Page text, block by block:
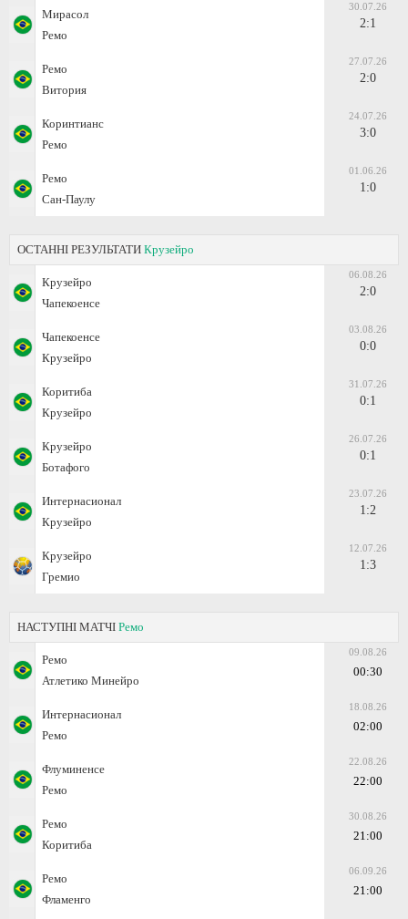
Мирасол
Ремо
30.07.26
2:1
Ремо
Витория
27.07.26
2:0
Коринтианс
Ремо
24.07.26
3:0
Ремо
Сан-Паулу
01.06.26
1:0
ОСТАННІ РЕЗУЛЬТАТИ Крузейро
Крузейро
Чапекоенсе
06.08.26
2:0
Чапекоенсе
Крузейро
03.08.26
0:0
Коритиба
Крузейро
31.07.26
0:1
Крузейро
Ботафого
26.07.26
0:1
Интернасионал
Крузейро
23.07.26
1:2
Крузейро
Гремио
12.07.26
1:3
НАСТУПНІ МАТЧІ Ремо
Ремо
Атлетико Минейро
09.08.26
00:30
Интернасионал
Ремо
18.08.26
02:00
Флуминенсе
Ремо
22.08.26
22:00
Ремо
Коритиба
30.08.26
21:00
Ремо
Фламенго
06.09.26
21:00